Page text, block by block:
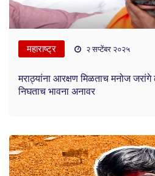
महाराष्ट्र २ सप्टेंबर २०२५
मराठ्यांना आरक्षण मिळताच मनोज
निघताच भावना अनावर